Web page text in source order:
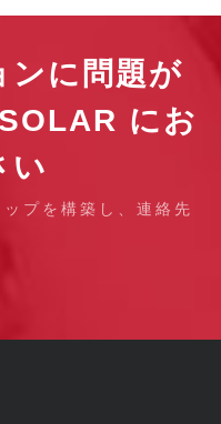
ンに問題が
にお
い
プを構築し、連絡先